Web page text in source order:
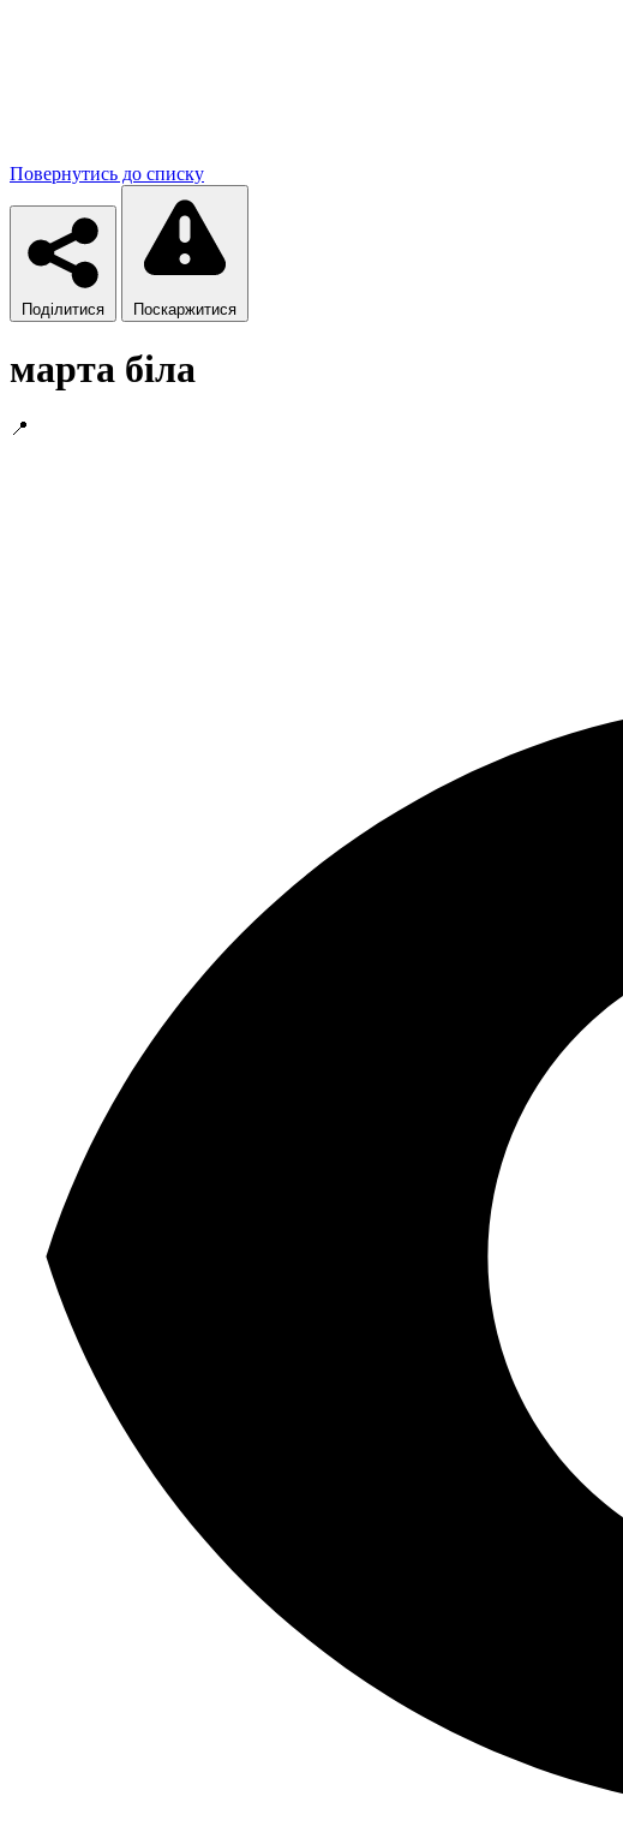
Повернутись до списку
Поділитися Поскаржитися
марта біла
📍